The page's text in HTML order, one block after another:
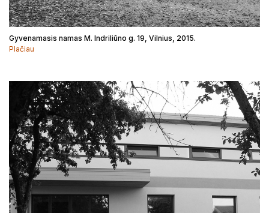
Gyvenamasis namas M. Indriliūno g. 19, Vilnius, 2015.
Plačiau